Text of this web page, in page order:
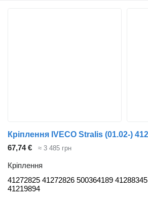
67,74 € ≈ 3 485 грн
Кріплення
41272825 41272826 500364189 41288345
41219894